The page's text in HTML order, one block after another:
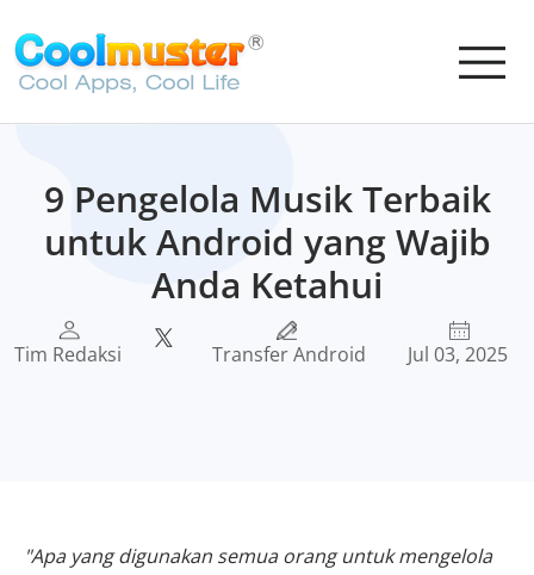
9 Pengelola Musik Terbaik
untuk Android yang Wajib
Anda Ketahui
Tim Redaksi Transfer Android Jul 03, 2025
"Apa yang digunakan semua orang untuk mengelola